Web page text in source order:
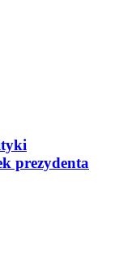
prezydenta